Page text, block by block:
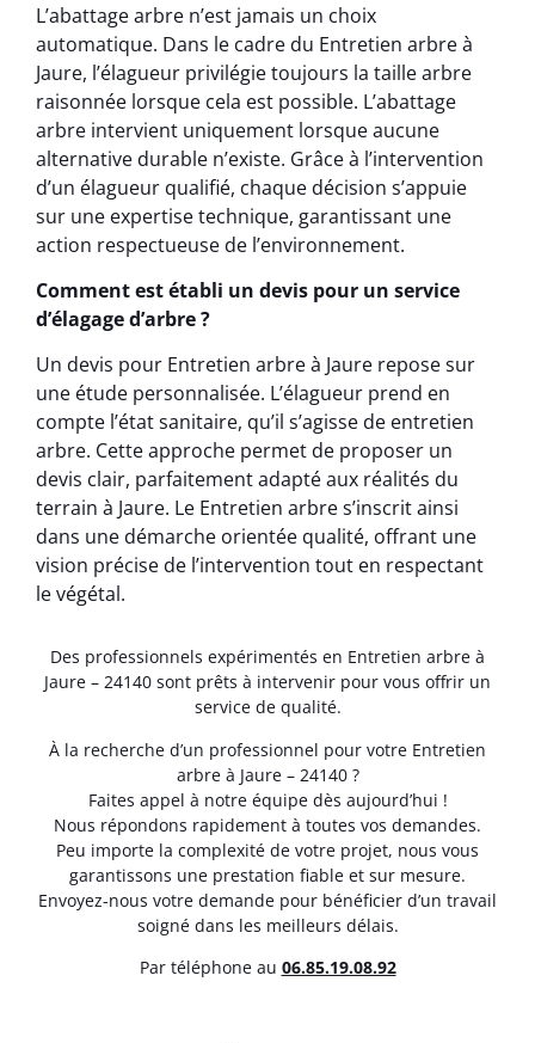
L’abattage arbre n’est jamais un choix
automatique. Dans le cadre du Entretien arbre à
Jaure, l’élagueur privilégie toujours la taille arbre
raisonnée lorsque cela est possible. L’abattage
arbre intervient uniquement lorsque aucune
alternative durable n’existe. Grâce à l’intervention
d’un élagueur qualifié, chaque décision s’appuie
sur une expertise technique, garantissant une
action respectueuse de l’environnement.
Comment est établi un devis pour un service
d’élagage d’arbre ?
Un devis pour Entretien arbre à Jaure repose sur
une étude personnalisée. L’élagueur prend en
compte l’état sanitaire, qu’il s’agisse de entretien
arbre. Cette approche permet de proposer un
devis clair, parfaitement adapté aux réalités du
terrain à Jaure. Le Entretien arbre s’inscrit ainsi
dans une démarche orientée qualité, offrant une
vision précise de l’intervention tout en respectant
le végétal.
Des professionnels expérimentés en Entretien arbre à
Jaure – 24140 sont prêts à intervenir pour vous offrir un
service de qualité.
À la recherche d’un professionnel pour votre Entretien
arbre à Jaure – 24140 ?
Faites appel à notre équipe dès aujourd’hui !
Nous répondons rapidement à toutes vos demandes.
Peu importe la complexité de votre projet, nous vous
garantissons une prestation fiable et sur mesure.
Envoyez-nous votre demande pour bénéficier d’un travail
soigné dans les meilleurs délais.
Par téléphone au 06.85.19.08.92